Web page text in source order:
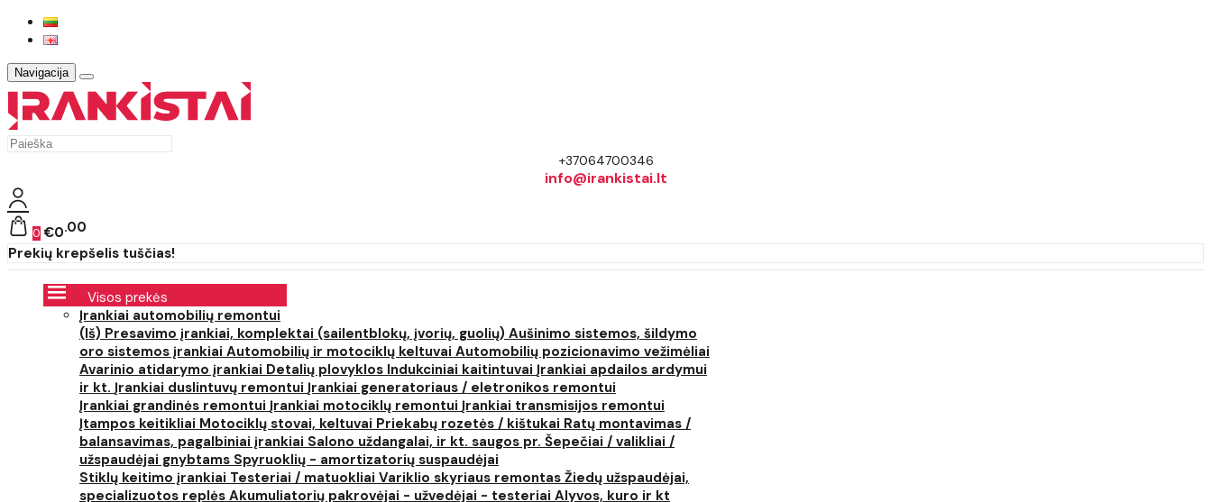
Navigacija
+37064700346
info@irankistai.lt
0 €0 00
Prekių krepšelis tuščias!
Visos prekės
Įrankiai automobilių remontui
(Iš) Presavimo įrankiai, komplektai (sailentblokų, įvorių, guolių) Aušinimo sistemos, šildymo
oro sistemos įrankiai Automobilių ir motociklų keltuvai Automobilių pozicionavimo vežimėliai
Avarinio atidarymo įrankiai Detalių plovyklos Indukciniai kaitintuvai Įrankiai apdailos ardymui
ir kt. Įrankiai duslintuvų remontui Įrankiai generatoriaus / eletronikos remontui
Įrankiai grandinės remontui Įrankiai motociklų remontui Įrankiai transmisijos remontui
Įtampos keitikliai Motociklų stovai, keltuvai Priekabų rozetės / kištukai Ratų montavimas /
balansavimas, pagalbiniai įrankiai Salono uždangalai, ir kt. saugos pr. Šepečiai / valikliai /
užspaudėjai gnybtams Spyruoklių - amortizatorių suspaudėjai
Stiklų keitimo įrankiai Testeriai / matuokliai Variklio skyriaus remontas Žiedų užspaudėjai,
specializuotos replės Akumuliatorių pakrovėjai - užvedėjai - testeriai Alyvos, kuro ir kt